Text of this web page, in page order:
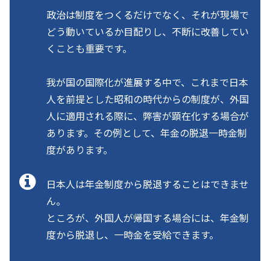
政治は制度をつくるだけでなく、それが現場で
どう動いているか目配りし、不断に改善してい
くことも重要です。
我が国の国際化が進展する中で、これまで日本
人を前提とした昭和の時代からの制度が、外国
人に適用される際に、弊害が顕在化する場合が
あります。その例として、年金の脱退一時金制
度があります。
日本人は年金制度から脱退することはできませ
ん。
ところが、外国人が帰国する場合には、年金制
度から脱退し、一時金を受給できます。